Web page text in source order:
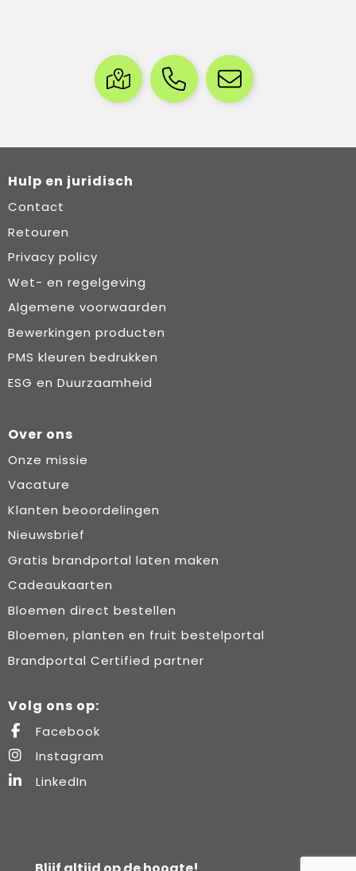
Hulp en juridisch
Contact
Retouren
Privacy policy
Wet- en regelgeving
Algemene voorwaarden
Bewerkingen producten
PMS kleuren bedrukken
ESG en Duurzaamheid
Over ons
Onze missie
Vacature
Klanten beoordelingen
Nieuwsbrief
Gratis brandportal laten maken
Cadeaukaarten
Bloemen direct bestellen
Bloemen, planten en fruit bestelportal
Brandportal Certified partner
Volg ons op:
Facebook
Instagram
LinkedIn